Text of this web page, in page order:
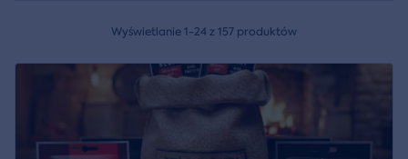
Wyświetlanie 1-24 z 157 produktów